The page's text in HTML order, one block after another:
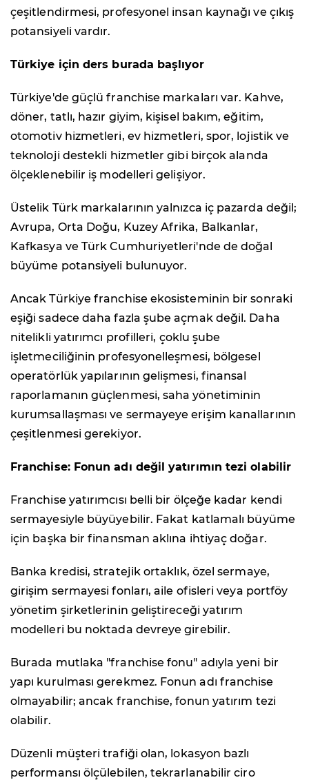
çeşitlendirmesi, profesyonel insan kaynağı ve çıkış
potansiyeli vardır.
Türkiye için ders burada başlıyor
Türkiye'de güçlü franchise markaları var. Kahve,
döner, tatlı, hazır giyim, kişisel bakım, eğitim,
otomotiv hizmetleri, ev hizmetleri, spor, lojistik ve
teknoloji destekli hizmetler gibi birçok alanda
ölçeklenebilir iş modelleri gelişiyor.
Üstelik Türk markalarının yalnızca iç pazarda değil;
Avrupa, Orta Doğu, Kuzey Afrika, Balkanlar,
Kafkasya ve Türk Cumhuriyetleri'nde de doğal
büyüme potansiyeli bulunuyor.
Ancak Türkiye franchise ekosisteminin bir sonraki
eşiği sadece daha fazla şube açmak değil. Daha
nitelikli yatırımcı profilleri, çoklu şube
işletmeciliğinin profesyonelleşmesi, bölgesel
operatörlük yapılarının gelişmesi, finansal
raporlamanın güçlenmesi, saha yönetiminin
kurumsallaşması ve sermayeye erişim kanallarının
çeşitlenmesi gerekiyor.
Franchise: Fonun adı değil yatırımın tezi olabilir
Franchise yatırımcısı belli bir ölçeğe kadar kendi
sermayesiyle büyüyebilir. Fakat katlamalı büyüme
için başka bir finansman aklına ihtiyaç doğar.
Banka kredisi, stratejik ortaklık, özel sermaye,
girişim sermayesi fonları, aile ofisleri veya portföy
yönetim şirketlerinin geliştireceği yatırım
modelleri bu noktada devreye girebilir.
Burada mutlaka "franchise fonu" adıyla yeni bir
yapı kurulması gerekmez. Fonun adı franchise
olmayabilir; ancak franchise, fonun yatırım tezi
olabilir.
Düzenli müşteri trafiği olan, lokasyon bazlı
performansı ölçülebilen, tekrarlanabilir ciro